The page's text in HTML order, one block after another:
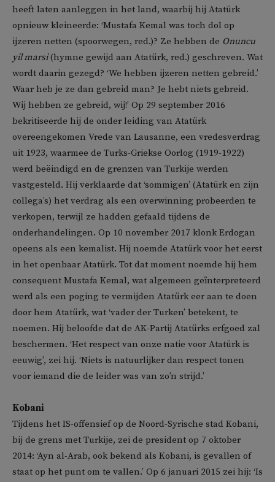
heeft laten aanleggen in het land, waarbij hij Atatürk
opnieuw kleineerde: ‘Mustafa Kemal was toch dol op
ijzeren netten (spoorwegen, red.)? Ze hebben de Onuncu
yil marsi(hymne gewijd aan Atatürk, red.) geschreven. Wat
wordt daarin gezegd? ‘We hebben ijzeren netten gebreid.’
Waar heb je ze dan gebreid man? Je hebt niets gebreid.
Wij hebben ze gebreid, wij!’ Op 29 september 2016
bekritiseerde hij de onder leiding van Atatürk
overeengekomen Vrede van Lausanne, een vredesverdrag
uit 1923, waarmee de Turks-Griekse Oorlog (1919-1922)
werd beëindigd en de grenzen van Turkije werden
vastgesteld. Hij verklaarde dat ‘sommigen’ (Atatürk en zijn
collega’s) het verdrag als een overwinning probeerden te
verkopen, terwijl ze hadden gefaald tijdens de
onderhandelingen. Op 10 november 2017 klonk Erdogan
opeens als een kemalist. Hij noemde Atatürk voor het eerst
in het openbaar Atatürk. Tot dat moment noemde hij hem
consequent Mustafa Kemal, wat algemeen geïnterpreteerd
werd als een poging te vermijden Atatürk eer aan te doen
door hem Atatürk, wat ‘vader der Turken’ betekent, te
noemen. Hij beloofde dat de AK-Partij Atatürks erfgoed zal
beschermen. ‘Het respect van onze natie voor Atatürk is
eeuwig’, zei hij. ‘Niets is natuurlijker dan respect tonen
voor iemand die de leider was van zo’n strijd.’
Kobani
Tijdens het IS-offensief op de Noord-Syrische stad Kobani,
bij de grens met Turkije, zei de president op 7 oktober
2014: ‘Ayn al-Arab, ook bekend als Kobani, is gevallen of
staat op het punt om te vallen.’ Op 6 januari 2015 zei hij: ‘Is